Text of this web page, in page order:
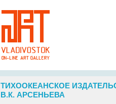
ТИХООКЕАНСКОЕ
В.К. АРСЕНЬЕВА